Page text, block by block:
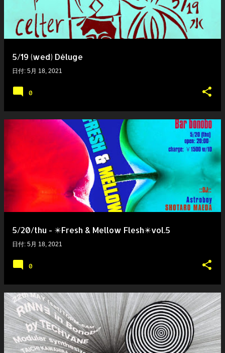
5/19 (wed) Déluge
日付: 5月 18, 2021
0
5/20/thu - ✴️Fresh & Mellow Flesh✴️vol.5
日付: 5月 18, 2021
0